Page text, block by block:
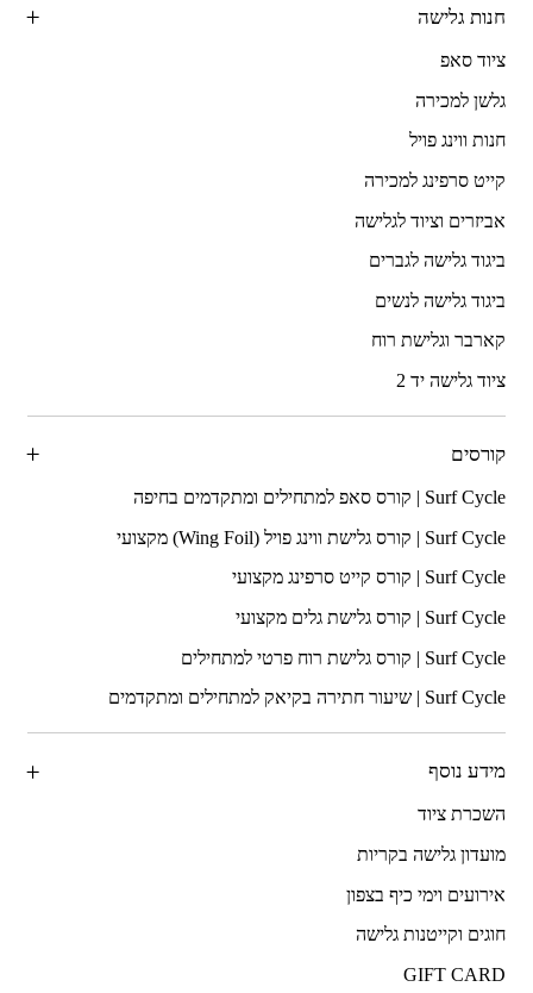
חנות גלישה
ציוד סאפ
גלשן למכירה
חנות ווינג פויל
קייט סרפינג למכירה
אביזרים וציוד לגלישה
ביגוד גלישה לגברים
ביגוד גלישה לנשים
קארבר וגלישת רוח
ציוד גלישה יד 2
קורסים
מידע נוסף
השכרת ציוד
מועדון גלישה בקריות
אירועים וימי כיף בצפון
חוגים וקייטנות גלישה
GIFT CARD